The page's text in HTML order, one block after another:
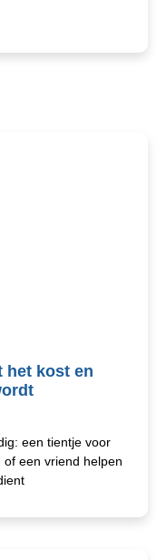
het kost en
een tientje voor
een vriend helpen